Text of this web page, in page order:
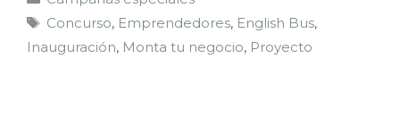
Concurso, Emprendedores, English Bus,
Inauguración, Monta tu negocio, Proyecto